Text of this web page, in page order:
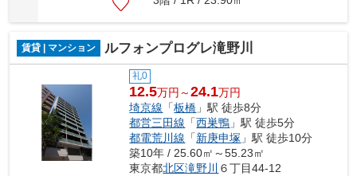
賃貸 | マンション ルフォンプログレ滝野川
礼0
12.5万円～24.1万円
埼京線 「板橋 」駅 徒歩8分
都営三田線 「西巣鴨 」駅 徒歩5分
都電荒川線 「新庚申塚 」駅 徒歩10分
築10年 / 25.60㎡～55.23㎡
東京都北区滝野川 ６丁目44-12